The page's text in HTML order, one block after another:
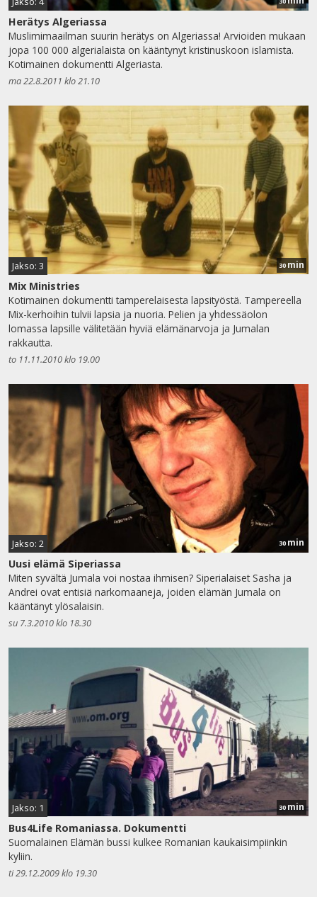
Herätys Algeriassa
Muslimimaailman suurin herätys on Algeriassa! Arvioiden mukaan
jopa 100 000 algerialaista on kääntynyt kristinuskoon islamista.
Kotimainen dokumentti Algeriasta.
ma 22.8.2011 klo 21.10
Jakso: 3 30 min
Mix Ministries
Kotimainen dokumentti tamperelaisesta lapsityöstä. Tampereella
Mix-kerhoihin tulvii lapsia ja nuoria. Pelien ja yhdessäolon
lomassa lapsille välitetään hyviä elämänarvoja ja Jumalan
rakkautta.
to 11.11.2010 klo 19.00
Jakso: 2 30 min
Uusi elämä Siperiassa
Miten syvältä Jumala voi nostaa ihmisen? Siperialaiset Sasha ja
Andrei ovat entisiä narkomaaneja, joiden elämän Jumala on
kääntänyt ylösalaisin.
su 7.3.2010 klo 18.30
Jakso: 1 30min
Bus4Life Romaniassa. Dokumentti
Suomalainen Elämän bussi kulkee Romanian kaukaisimpiinkin
kyliin.
ti 29.12.2009 klo 19.30